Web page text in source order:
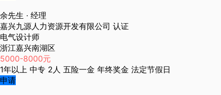
余先生 · 经理
嘉兴九源人力资源开发有限公司 认证
电气设计师
浙江嘉兴南湖区
5000-8000元
1年以上 中专 2人 五险一金 年终奖金 法定节假日
申请